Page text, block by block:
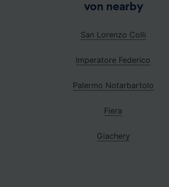
von nearby
San Lorenzo Colli
Imperatore Federico
Palermo Notarbartolo
Fiera
Giachery